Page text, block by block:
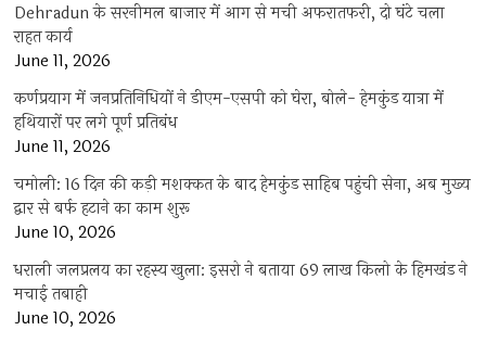
Dehradun के सरनीमल बाजार में आग से मची अफरातफरी, दो घंटे चला
राहत कार्य
June 11, 2026
कर्णप्रयाग में जनप्रतिनिधियों ने डीएम-एसपी को घेरा, बोले- हेमकुंड यात्रा में
हथियारों पर लगे पूर्ण प्रतिबंध
June 11, 2026
चमोली: 16 दिन की कड़ी मशक्कत के बाद हेमकुंड साहिब पहुंची सेना, अब मुख्य
द्वार से बर्फ हटाने का काम शुरू
June 10, 2026
धराली जलप्रलय का रहस्य खुला: इसरो ने बताया 69 लाख किलो के हिमखंड ने
मचाई तबाही
June 10, 2026